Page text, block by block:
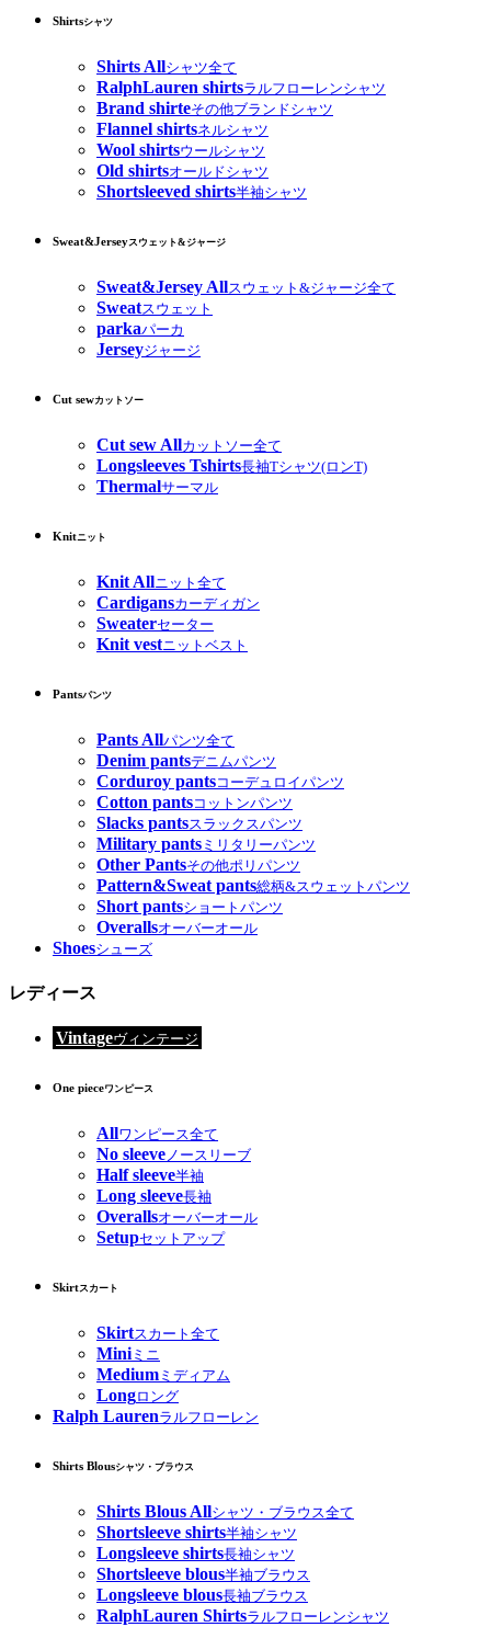
Shirtsシャツ
Shirts Allシャツ全て
RalphLauren shirtsラルフローレンシャツ
Brand shirteその他ブランドシャツ
Flannel shirtsネルシャツ
Wool shirtsウールシャツ
Old shirtsオールドシャツ
Shortsleeved shirts半袖シャツ
Sweat&Jerseyスウェット&ジャージ
Sweat&Jersey Allスウェット&ジャージ全て
Sweatスウェット
parkaパーカ
Jerseyジャージ
Cut sewカットソー
Cut sew Allカットソー全て
Longsleeves Tshirts長袖Tシャツ(ロンT)
Thermalサーマル
Knitニット
Knit Allニット全て
Cardigansカーディガン
Sweaterセーター
Knit vestニットベスト
Pantsパンツ
Pants Allパンツ全て
Denim pantsデニムパンツ
Corduroy pantsコーデュロイパンツ
Cotton pantsコットンパンツ
Slacks pantsスラックスパンツ
Military pants ミリタリーパンツ
Other Pantsその他ポリパンツ
Pattern&Sweat pants総柄&スウェットパンツ
Short pantsショートパンツ
Overallsオーバーオール
Shoesシューズ
レディース
Vintageヴィンテージ
One pieceワンピース
Allワンピース全て
No sleeveノースリーブ
Half sleeve半袖
Long sleeve長袖
Overallsオーバーオール
Setupセットアップ
Skirtスカート
Skirtスカート全て
Miniミニ
Medium ミディアム
Longロング
Ralph Laurenラルフローレン
Shirts Blousシャツ・ブラウス
Shirts Blous Allシャツ・ブラウス全て
Shortsleeve shirts半袖シャツ
Longsleeve shirts長袖シャツ
Shortsleeve blous半袖ブラウス
Longsleeve blous長袖ブラウス
RalphLauren Shirtsラルフローレンシャツ